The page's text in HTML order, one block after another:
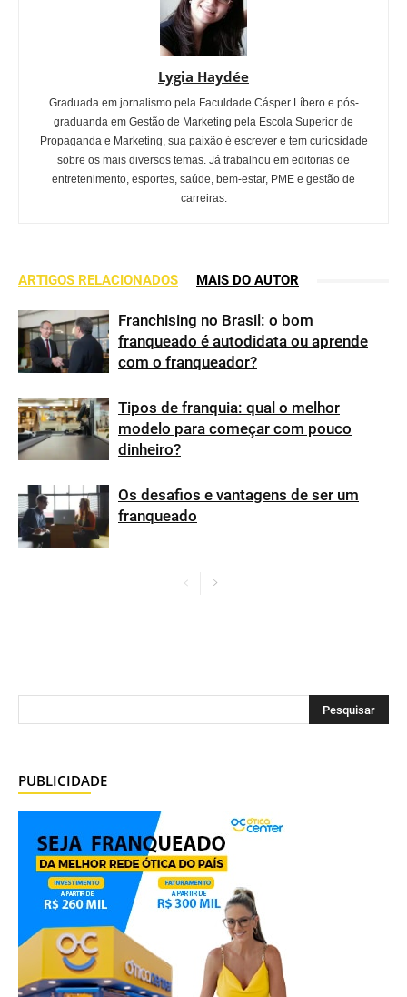
Lygia Haydée
Graduada em jornalismo pela Faculdade Cásper Líbero e pós-
graduanda em Gestão de Marketing pela Escola Superior de
Propaganda e Marketing, sua paixão é escrever e tem curiosidade
sobre os mais diversos temas. Já trabalhou em editorias de
entretenimento, esportes, saúde, bem-estar, PME e gestão de
carreiras.
ARTIGOS RELACIONADOS MAIS DO AUTOR
Franchising no Brasil: o bom
franqueado é autodidata ou aprende
com o franqueador?
Tipos de franquia: qual o melhor
modelo para começar com pouco
dinheiro?
Os desafios e vantagens de ser um
franqueado
PUBLICIDADE